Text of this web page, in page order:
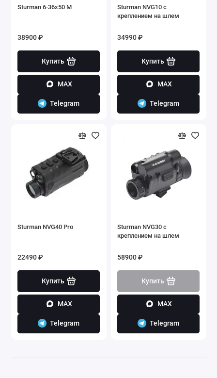
Sturman 6-36x50 M
38900 ₽
Купить
MAX
Telegram
Sturman NVG10 с
креплением на шлем
34990 ₽
Купить
MAX
Telegram
Sturman NVG40 Pro
22490 ₽
Купить
MAX
Telegram
Sturman NVG30 с
креплением на шлем
58900 ₽
Купить
MAX
Telegram